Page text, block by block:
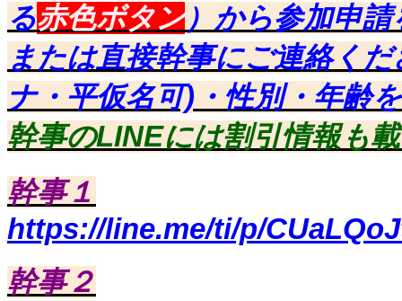
る赤色ボタン）から参加申
または直接幹事にご連絡く
ナ・平仮名可)・性別・年齢
幹事のLINEには割引情報も
幹事１
https://line.me/ti/p/
幹事２